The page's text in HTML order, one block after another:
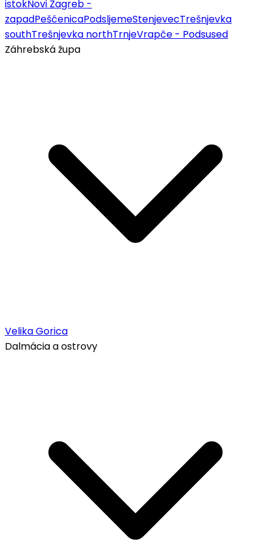
istokNovi Zagreb -
zapadPešćenicaPodsljemeStenjevecTrešnjevka
southTrešnjevka northTrnjeVrapče - Podsused
Záhrebská župa
Velika Gorica
Dalmácia a ostrovy